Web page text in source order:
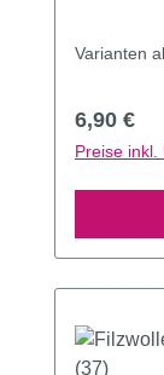
Varianten
6,90 €
Preise inkl.